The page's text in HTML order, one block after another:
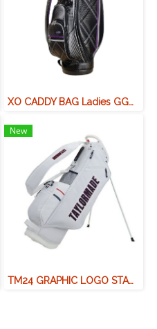
XO CADDY BAG Ladies GGC-X143W
New
TM24 GRAPHIC LOGO STAND BAG